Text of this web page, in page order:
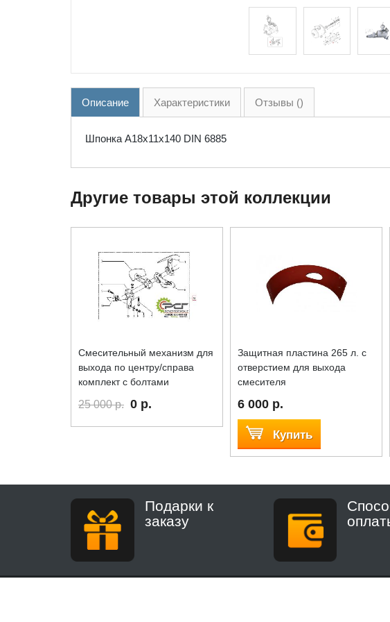
Описание Характеристики Отзывы ()
Шпонка А18x11x140 DIN 6885
Другие товары этой коллекции
Смесительный механизм для
выхода по центру/справа
комплект с болтами
25 000 р. 0 р.
Защитная пластина 265 л. с
отверстием для выхода
смесителя
6 000 р.
Купить
Подарки к
заказу